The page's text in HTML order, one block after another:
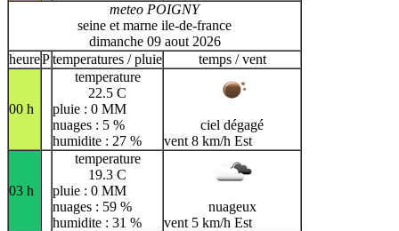
meteo POIGNY
seine et marne ile-de-france
dimanche 09 aout 2026
heurePtemperatures / pluie temps / vent
00 h
temperature
22.5 C
pluie : 0 MM
nuages : 5 %
humidite : 27 %
ciel dégagé
vent 8 km/h Est
03 h
temperature
19.3 C
pluie : 0 MM
nuages : 59 %
humidite : 31 %
nuageux
vent 5 km/h Est